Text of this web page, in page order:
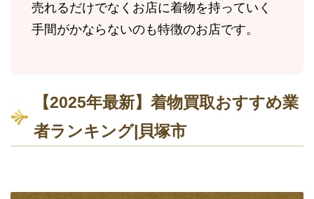
売れるだけでなくお店に着物を持っていく
手間がかならないのも特徴のお店です。
【2025年最新】着物買取おすすめ業
者ランキング|貝塚市